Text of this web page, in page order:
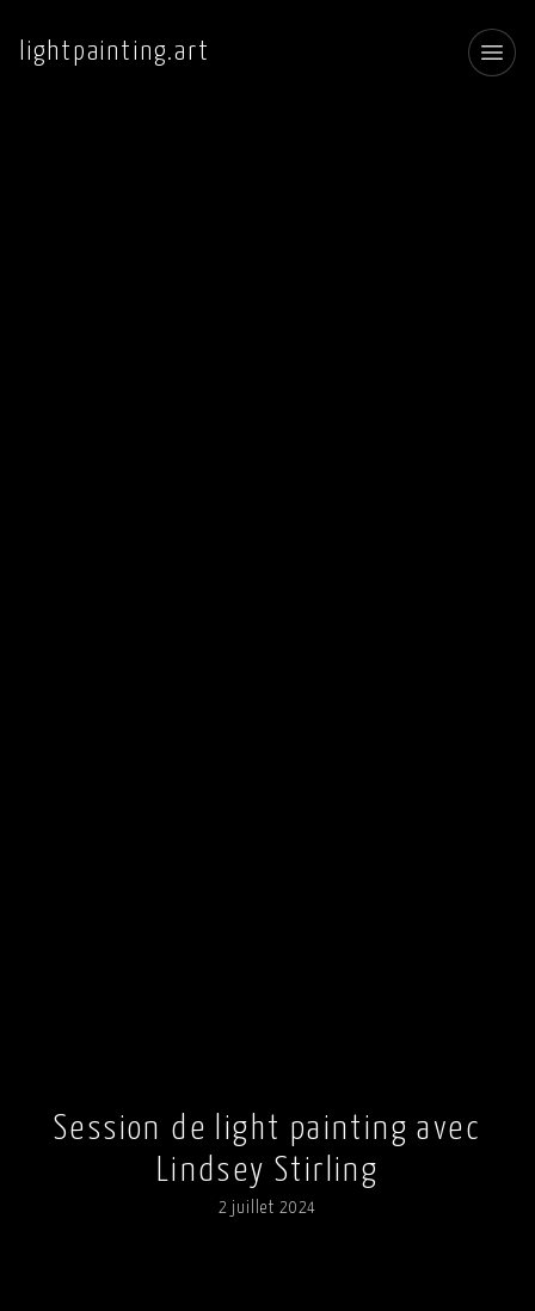
lightpainting.art
Session de light painting avec
Lindsey Stirling
2 juillet 2024